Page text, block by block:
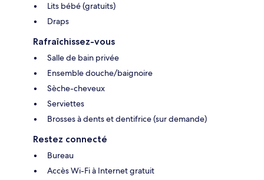
Lits bébé (gratuits)
Draps
Rafraîchissez-vous
Salle de bain privée
Ensemble douche/baignoire
Sèche-cheveux
Serviettes
Brosses à dents et dentifrice (sur demande)
Restez connecté
Bureau
Accès Wi-Fi à Internet gratuit